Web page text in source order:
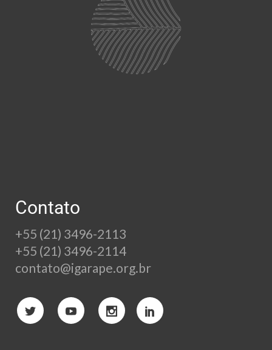
Contato
+55 (21) 3496-2113
+55 (21) 3496-2114
contato@igarape.org.br